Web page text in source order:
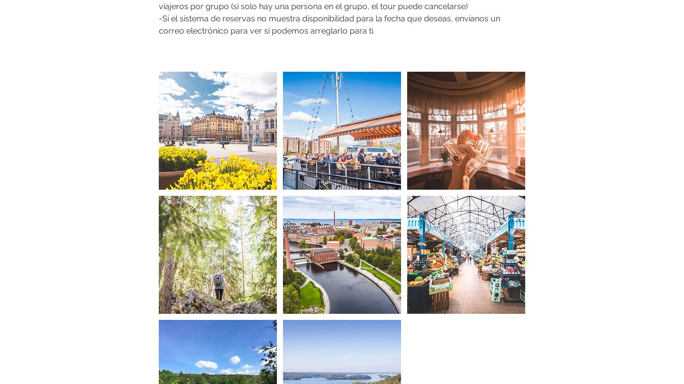
viajeros por grupo (si solo hay una persona en el grupo, el tour puede cancelarse)
-Si el sistema de reservas no muestra disponibilidad para la fecha que deseas, envíanos un
correo electrónico para ver si podemos arreglarlo para ti.